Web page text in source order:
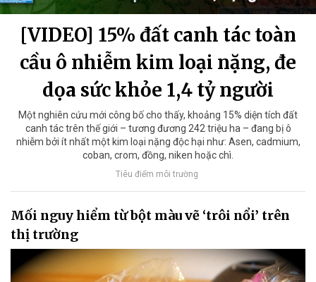
[VIDEO] 15% đất canh tác toàn
cầu ô nhiễm kim loại nặng, đe
dọa sức khỏe 1,4 tỷ người
Một nghiên cứu mới công bố cho thấy, khoảng 15% diện tích đất
canh tác trên thế giới – tương đương 242 triệu ha – đang bị ô
nhiễm bởi ít nhất một kim loại nặng độc hại như: Asen, cadmium,
coban, crom, đồng, niken hoặc chì.
Tiêu điểm môi trường
Mối nguy hiểm từ bột màu vẽ ‘trôi nổi’ trên
thị trường